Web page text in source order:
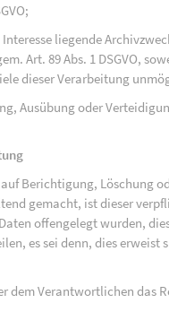
liegende
Art. 89 Abs. 1 DSGVO,
dieser Verarbeitung
Ausübung oder
Berichtigung, Löschung
gemacht, ist dieser
offengelegt wurden,
es sei denn, dies
dem Verantwortlichen das